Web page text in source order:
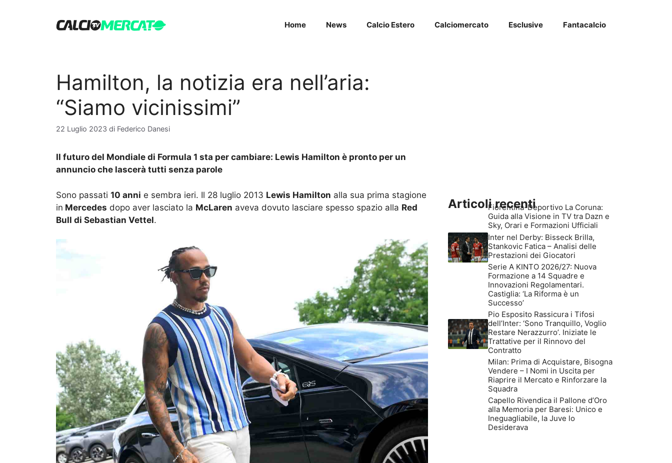
Home News Calcio Estero Calciomercato Esclusive Fantacalcio
Hamilton, la notizia era nell’aria:
“Siamo vicinissimi”
22 Luglio 2023 di Federico Danesi
Il futuro del Mondiale di Formula 1 sta per cambiare: Lewis Hamilton è pronto per un
annuncio che lascerà tutti senza parole
Sono passati 10 anni e sembra ieri. Il 28 luglio 2013 Lewis Hamilton alla sua prima stagione
in Mercedes dopo aver lasciato la McLaren aveva dovuto lasciare spesso spazio alla Red
Bull di Sebastian Vettel.
Articoli recenti
Fiorentina-Deportivo La Coruna:
Guida alla Visione in TV tra Dazn e
Sky, Orari e Formazioni Ufficiali
Inter nel Derby: Bisseck Brilla,
Stankovic Fatica – Analisi delle
Prestazioni dei Giocatori
Serie A KINTO 2026/27: Nuova
Formazione a 14 Squadre e
Innovazioni Regolamentari.
Castiglia: ‘La Riforma è un
Successo’
Pio Esposito Rassicura i Tifosi
dell’Inter: ‘Sono Tranquillo, Voglio
Restare Nerazzurro’. Iniziate le
Trattative per il Rinnovo del
Contratto
Milan: Prima di Acquistare, Bisogna
Vendere – I Nomi in Uscita per
Riaprire il Mercato e Rinforzare la
Squadra
Capello Rivendica il Pallone d’Oro
alla Memoria per Baresi: Unico e
Ineguagliabile, la Juve lo
Desiderava